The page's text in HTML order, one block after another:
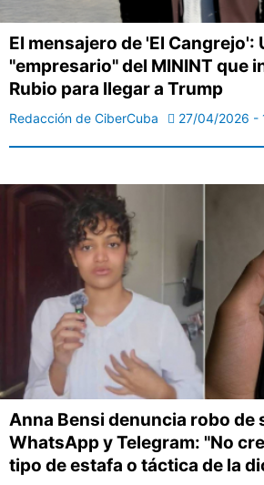
El mensajero de 'El Cangrejo':
"empresario" del MININT que
Rubio para llegar a Trump
Redacción de CiberCuba 27/04/2026 -
Anna Bensi denuncia robo de
WhatsApp y Telegram: "No
tipo de estafa o táctica de la